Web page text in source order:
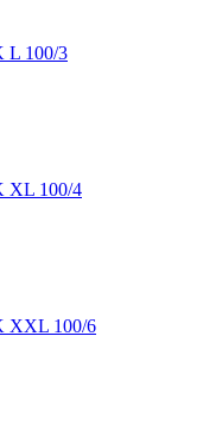
100/3
100/4
100/6